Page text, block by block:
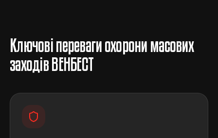
Ключові переваги охорони масових
заходів ВЕНБЕСТ